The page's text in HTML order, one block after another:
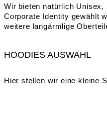
Wir bieten natürlich Unisex,
Corporate Identity gewählt
weitere langärmlige
HOODIES AUSWAHL
Hier stellen wir eine kleine